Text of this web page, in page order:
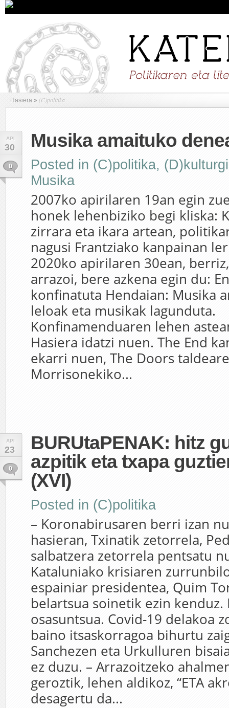
Hasiera » (C)politika
API
30
0
Musika amaituko
Posted in (C)politika,
Musika
2007ko apirilaren 19an egin
honek lehenbiziko begi kliska:
zirrara eta ikara artean,
nagusi Frantziako kanpainan
2020ko apirilaren 30ean,
arrazoi, bere azkena egin du:
konfinatuta Hendaian: Musika
leloak eta musikak lagunduta.
Konfinamenduaren lehen
Hasiera idatzi nuen. The End
ekarri nuen, The Doors
Morrisonekiko...
API
23
0
BURUtaPENAK: hitz
azpitik eta txapa
(XVI)
Posted in (C)politika
– Koronabirusaren berri izan
hasieran, Txinatik zetorrela,
salbatzera zetorrela pentsatu
Kataluniako krisiaren
espainiar presidentea, Quim
belartsua soinetik ezin
osasuntsua. Covid-19 delakoa
baino itsaskorragoa bihurtu
Sanchezen eta Urkulluren
ez duzu. – Arrazoitzeko
geroztik, lehen aldikoz, “ETA
desagertu da...